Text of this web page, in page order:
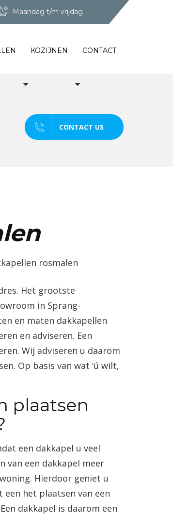
Maandag t/m vrijdag
KOZIJNEN CONTACT
CONTACT US
Het grootste
in Sprang-
en maten dakkapellen
en adviseren. Een
Wij adviseren u daarom
Op basis van wat ‘ú wilt,
plaatsen
een dakkapel u veel
van een dakkapel meer
Hierdoor geniet u
het plaatsen van een
dakkapel is daarom een